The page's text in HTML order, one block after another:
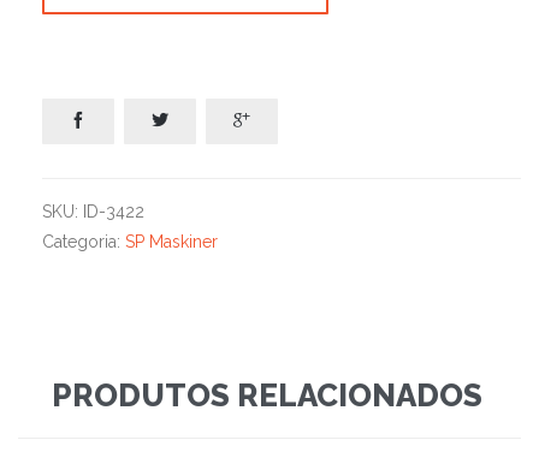
  
SKU:
ID-3422
Categoria: SP Maskiner
PRODUTOS RELACIONADOS